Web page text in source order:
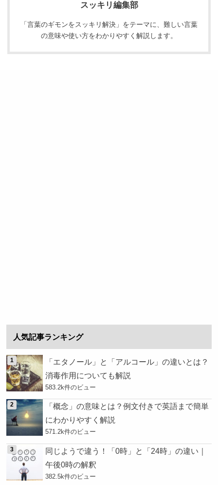
スッキリ編集部
「言葉のギモンをスッキリ解決」をテーマに、難しい言葉
の意味や使い方をわかりやすく解説します。
人気記事ランキング
「エタノール」と「アルコール」の違いとは？
消毒作用についても解説
583.2k件のビュー
「概念」の意味とは？例文付きで英語まで簡単
にわかりやすく解説
571.2k件のビュー
同じようで違う！「0時」と「24時」の違い｜
午後0時の解釈
382.5k件のビュー